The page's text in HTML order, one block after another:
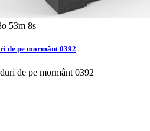
53m 6s
de pe mormânt 0392
de pe mormânt 0392